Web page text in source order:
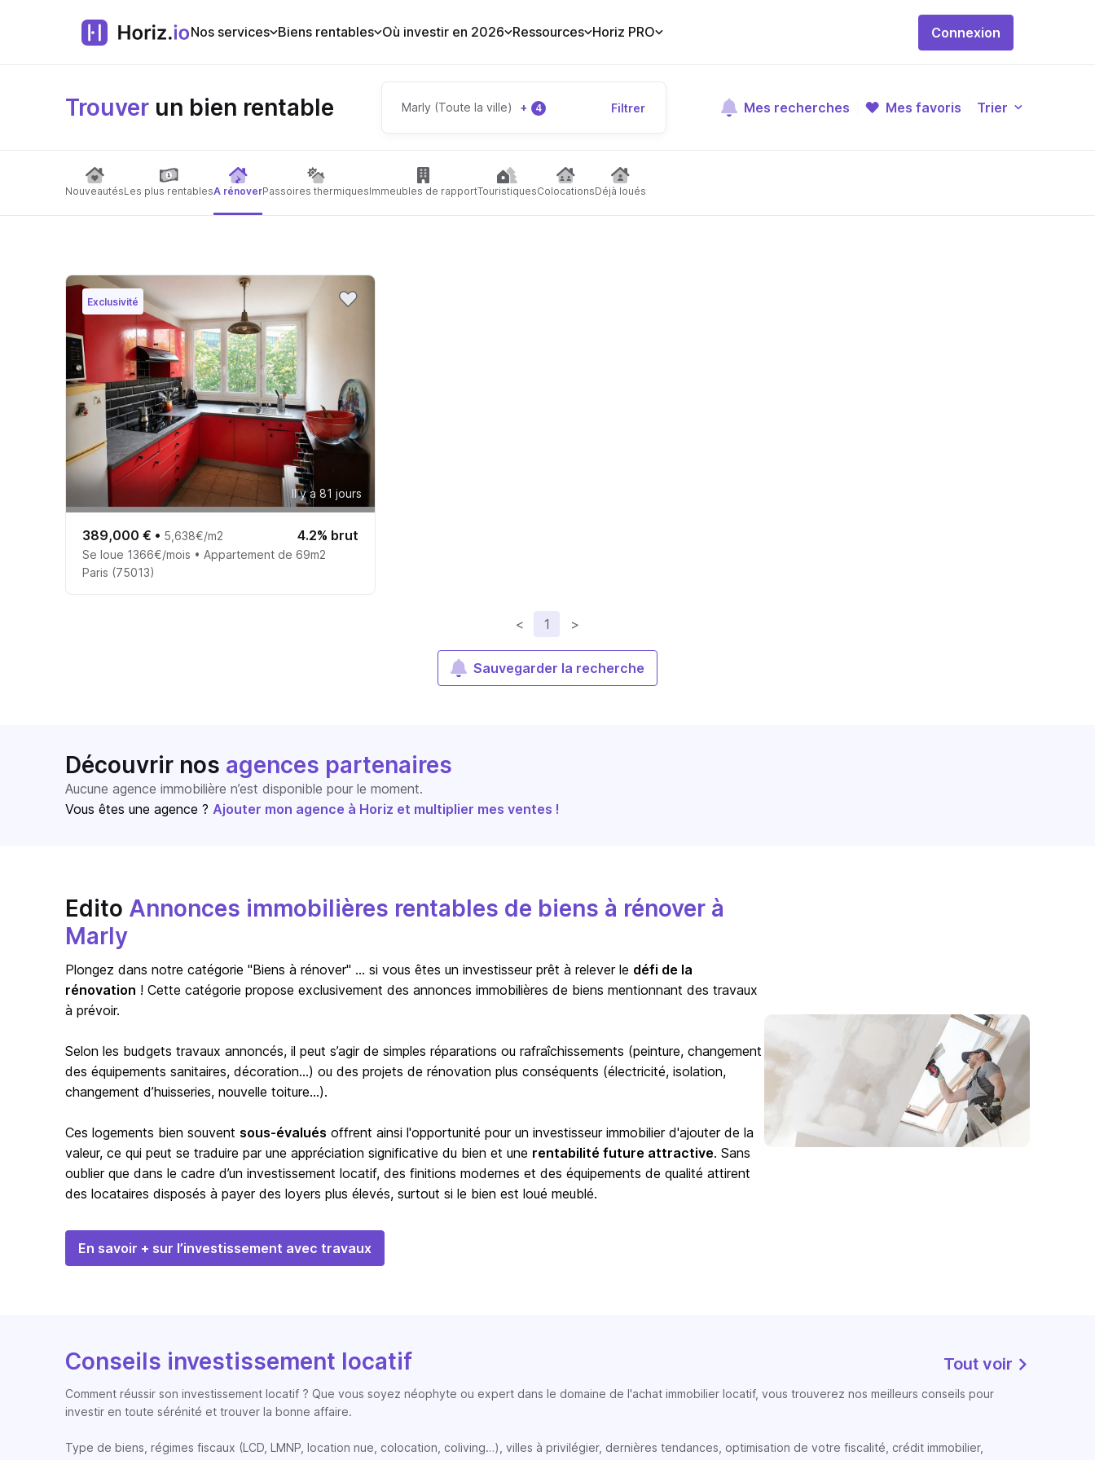
Nos services Biens rentables Où investir en 2026 Ressources Horiz PRO Connexion
Trouver un bien rentable Marly (Toute la ville) + 4 Filtrer Mes recherches Mes favoris Trier
NouveautésLes plus rentablesA rénoverPassoires thermiquesImmeubles de rapportTouristiquesColocationsDéjà loués
Exclusivité
Il y a 81 jours
389,000 € • 5,638€/m2 4.2% brut
Se loue 1366€/mois • Appartement de 69m2
Paris (75013)
< 1 >
Sauvegarder la recherche
Découvrir nos agences partenaires
Aucune agence immobilière n’est disponible pour le moment.
Vous êtes une agence ? Ajouter mon agence à Horiz et multiplier mes ventes !
Edito Annonces immobilières rentables de biens à rénover à
Marly
Plongez dans notre catégorie "Biens à rénover" … si vous êtes un investisseur prêt à relever le défi de la
rénovation ! Cette catégorie propose exclusivement des annonces immobilières de biens mentionnant des travaux
à prévoir.
Selon les budgets travaux annoncés, il peut s’agir de simples réparations ou rafraîchissements (peinture, changement
des équipements sanitaires, décoration…) ou des projets de rénovation plus conséquents (électricité, isolation,
changement d’huisseries, nouvelle toiture…).
Ces logements bien souvent sous-évalués offrent ainsi l'opportunité pour un investisseur immobilier d'ajouter de la
valeur, ce qui peut se traduire par une appréciation significative du bien et une rentabilité future attractive. Sans
oublier que dans le cadre d’un investissement locatif, des finitions modernes et des équipements de qualité attirent
des locataires disposés à payer des loyers plus élevés, surtout si le bien est loué meublé.
En savoir + sur l’investissement avec travaux
Conseils investissement locatif Tout voir
Comment réussir son investissement locatif ? Que vous soyez néophyte ou expert dans le domaine de l'achat immobilier locatif, vous trouverez nos meilleurs conseils pour
investir en toute sérénité et trouver la bonne affaire.
Type de biens, régimes fiscaux (LCD, LMNP, location nue, colocation, coliving…), villes à privilégier, dernières tendances, optimisation de votre fiscalité, crédit immobilier,